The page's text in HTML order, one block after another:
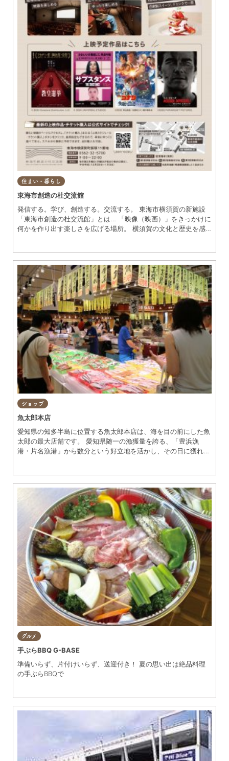
住まい・暮らし
東海市創造の杜交流館
発信する。学び、創造する。交流する。 東海市横須賀の新施設
「東海市創造の杜交流館」とは… 「映像（映画）」をきっかけに
何かを作り出す楽しさを広げる場所。 横須賀の文化と歴史を感
特徴… 映画鑑賞ができるホールをはじめ、収録・撮影スタジオや
映像編集室、本格的な音声収録ができる映像音響調整室など、映
像に関連する施設があります。 地域のみなさんが集える会議室
や、作品を展示するギャラリーなど地域交流の拠点施設も兼ね備
えています。
ショップ
魚太郎本店
愛知県の知多半島に位置する魚太郎本店は、海を目の前にした魚
太郎の最大店舗です。 愛知県随一の漁獲量を誇る、「豊浜漁
港・片名漁港」から数分という好立地を活かし、その日に獲れた
ます！ さらに、面倒な下処理も無料！ お刺身、煮魚、焼き魚な
ど、お好みの調理法をお伝えいただければ、ご自宅ですぐに調理
が開始できるよう、しっかりと処理をしてからお渡しします。
また、巨大な鮮魚市場に加えて、新鮮な魚を気軽に食べられる３
つの飲食施設があります。 その中でも、手ぶらでできる浜焼き
BBQが大人気！ 用意された食材やお飲み物の他に、鮮魚市場で
買った鮮魚を持ち込みも可能です。 海を一望するバーベキュー
場で、美味しい海の幸を贅沢にお楽しみください！ 店内仕込み
のお惣菜や、すぐに食べられる刺身やお弁当など 鮮魚以外にも
豊富な商品が、みなさまをお待ちいたしております！ 休日のお
でかけに、ぜひお立ち寄りくださいませ。 【鮮魚市場】獲れた
て地魚や、自家製干物、海産物約400種 店頭にて全国宅配受付
あり 【浜焼きBBQ】年中無休、365日手ぶらBBQ、海の真ん前に
1000席あり 予約なしの当日来店OK 準備なし、片付け不要、
雨天でもOK！ 他に類を見ない、開放感あふれるオーシャンビ
ューBBQ 【市場食堂】板前が腕をふるう、海の街の魚食堂。旨
い魚を食べるならここ！選べる刺身定食が人気 【旨いもの屋
台】海鮮丼専門店、屋外屋台で気軽に海鮮ランチ 土日祝はテン
トを拡大して、焼き牡蠣などお祭り屋台に！
グルメ
手ぶらBBQ G-BASE
準備いらず、片付けいらず、送迎付き！ 夏の思い出は絶品料理
の手ぶらBBQで